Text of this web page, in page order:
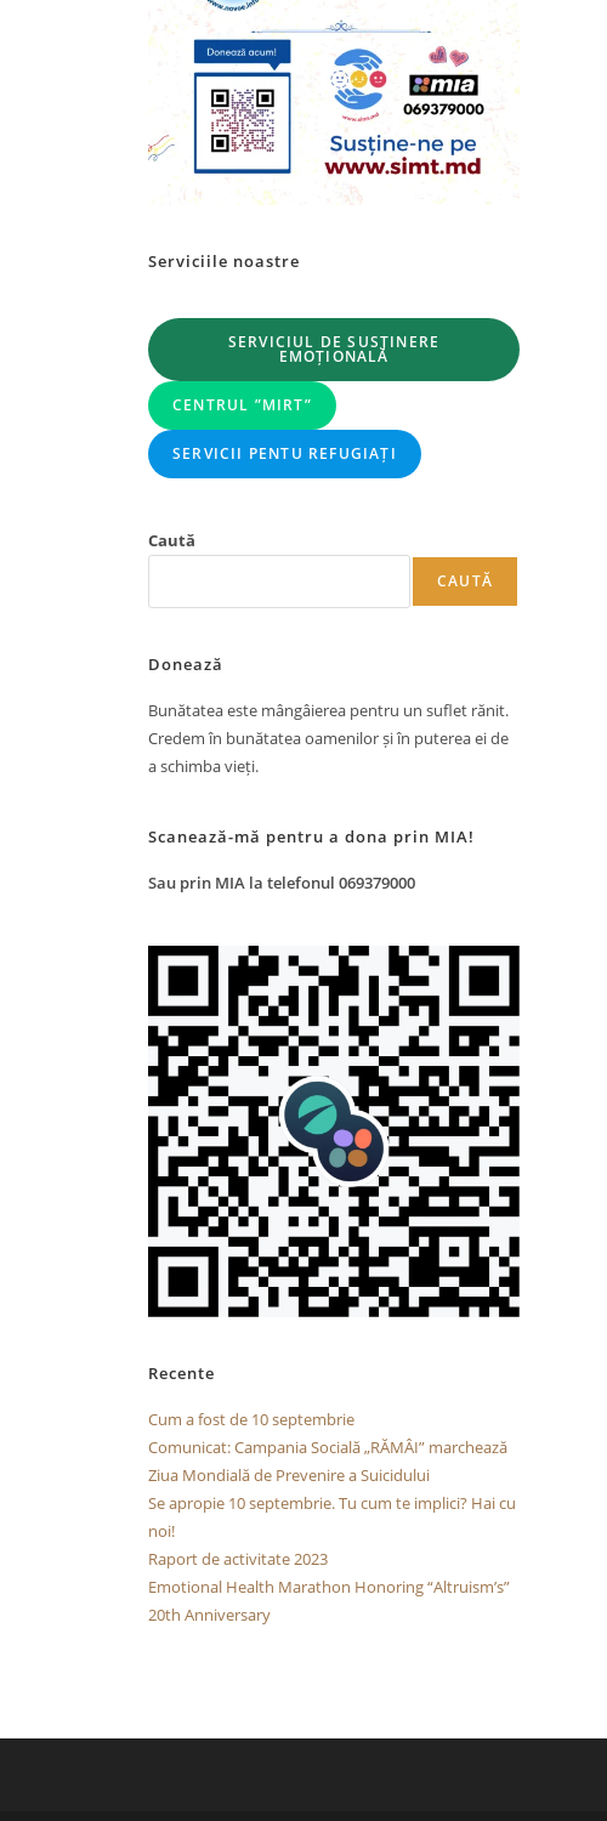
Serviciile noastre
SERVICIUL DE SUSȚINERE
EMOȚIONALĂ
CENTRUL ”MIRT”
SERVICII PENTU REFUGIAȚI
Caută
CAUTĂ
Donează
Bunătatea este mângâierea pentru un suflet rănit.
Credem în bunătatea oamenilor și în puterea ei de
a schimba vieți.
Scanează-mă pentru a dona prin MIA!
Sau prin MIA la telefonul 069379000
Recente
Cum a fost de 10 septembrie
Comunicat: Campania Socială „RĂMÂI” marchează
Ziua Mondială de Prevenire a Suicidului
Se apropie 10 septembrie. Tu cum te implici? Hai cu
noi!
Raport de activitate 2023
Emotional Health Marathon Honoring “Altruism’s”
20th Anniversary